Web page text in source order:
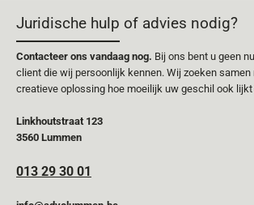
Juridische hulp of advies nodig?
Contacteer ons vandaag nog. Bij ons bent u geen
client die wij persoonlijk kennen. Wij zoeken samen
creatieve oplossing hoe moeilijk uw geschil ook lijkt
Linkhoutstraat 123
3560 Lummen
013 29 30 01